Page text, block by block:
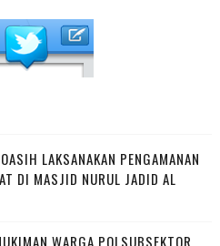
LAKSANAKAN PENGAMANAN
DI MASJID NURUL JADID AL
WARGA POLSUBSEKTOR